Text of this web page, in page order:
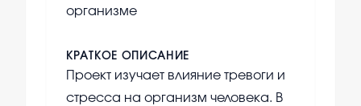
организме
КРАТКОЕ ОПИСАНИЕ
Проект изучает влияние тревоги и
стресса на организм человека. В